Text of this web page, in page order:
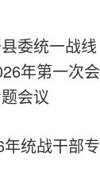
县委统一战线
年第一次会
会议
年统战干部专